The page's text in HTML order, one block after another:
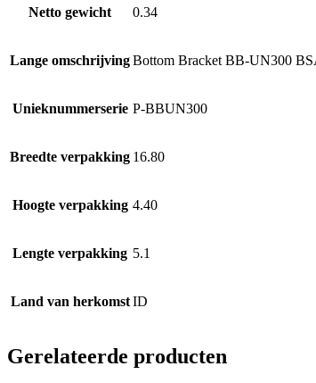
Netto gewicht 0.34
Lange omschrijvingBottom Bracket BB-UN300
Unieknummerserie P-BBUN300
Breedte verpakking 16.80
Hoogte verpakking 4.40
Lengte verpakking 5.1
Land van herkomst ID
Gerelateerde producten